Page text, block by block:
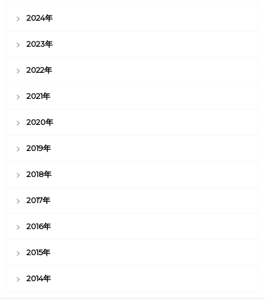
2024年
2023年
2022年
2021年
2020年
2019年
2018年
2017年
2016年
2015年
2014年